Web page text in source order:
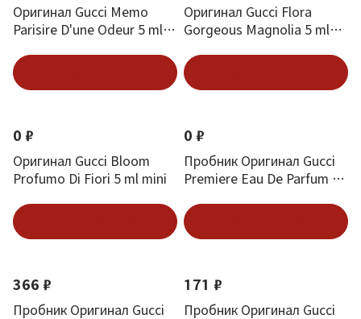
Оригинал Gucci Memo
Parisire D'une Odeur 5 ml
Оригинал Gucci Flora
Gorgeous Magnolia 5 ml
0 ₽
Оригинал Gucci Bloom
Profumo Di Fiori 5 ml mini
0 ₽
Пробник Оригинал Gucci
Premiere Eau De Parfum 2
366 ₽
Пробник Оригинал Gucci
171 ₽
Пробник Оригинал Gucci